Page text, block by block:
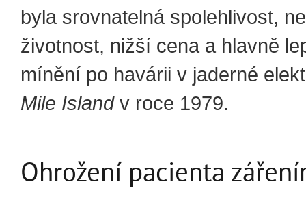
byla srovnatelná spolehlivost,
životnost, nižší cena a hlavně
mínění po havárii v jaderné
Mile Islandv roce 1979.
Ohrožení pacienta